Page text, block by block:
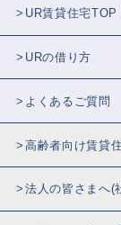
UR賃貸住宅TOP
URの借り方
よくあるご質問
高齢者向け賃貸
法人の皆さまへ(